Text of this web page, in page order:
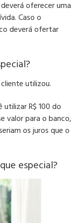
oferecer uma
Caso o
deverá ofertar
utilizou.
R$ 100 do
valor para o banco,
os juros que o
especial?